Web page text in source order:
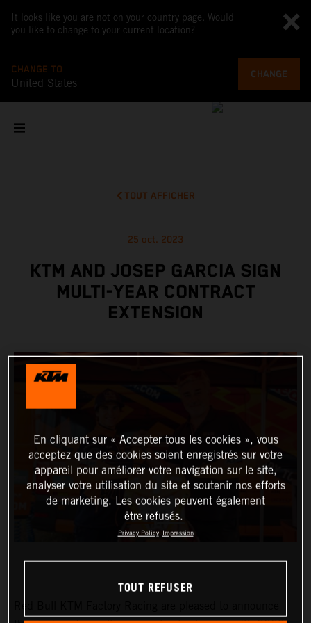
It looks like you are not on your country page. Would
you like to change to your current location?
CHANGE TO
United States
CHANGE
TOUT AFFICHER
25 oct. 2023
KTM AND JOSEP GARCIA SIGN
MULTI-YEAR CONTRACT
EXTENSION
En cliquant sur « Accepter tous les cookies », vous
acceptez que des cookies soient enregistrés sur votre
appareil pour améliorer votre navigation sur le site,
analyser votre utilisation du site et soutenir nos efforts
de marketing. Les cookies peuvent également
être refusés.
Privacy Policy Impression
TOUT REFUSER